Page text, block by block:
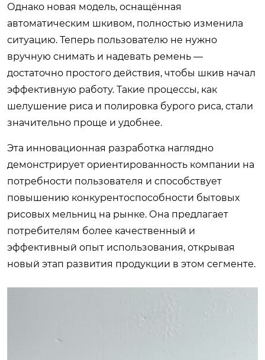
Однако новая модель, оснащённая
автоматическим шкивом, полностью изменила
ситуацию. Теперь пользователю не нужно
вручную снимать и надевать ремень —
достаточно простого действия, чтобы шкив начал
эффективную работу. Такие процессы, как
шелушение риса и полировка бурого риса, стали
значительно проще и удобнее.
Эта инновационная разработка наглядно
демонстрирует ориентированность компании на
потребности пользователя и способствует
повышению конкурентоспособности бытовых
рисовых мельниц на рынке. Она предлагает
потребителям более качественный и
эффективный опыт использования, открывая
новый этап развития продукции в этом сегменте.